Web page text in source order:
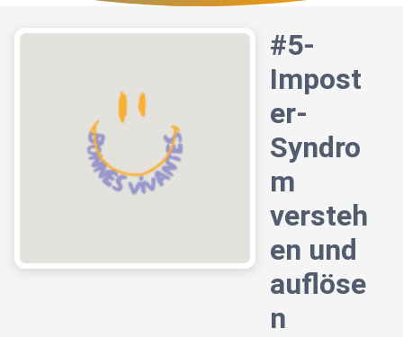
#5-
Impost
er-
Syndro
m
versteh
en und
auflöse
n